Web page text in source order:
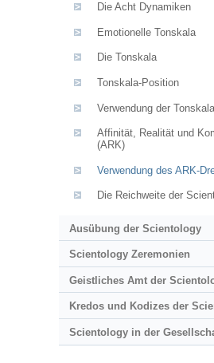
Die Acht Dynamiken
Emotionelle Tonskala
Die Tonskala
Tonskala-Position
Verwendung der Tonskala
Affinität, Realität und
(ARK)
Verwendung des ARK-
Die Reichweite der
Ausübung der Scientology
Scientology Zeremonien
Geistliches Amt der
Kredos und Kodizes der
Scientology in der